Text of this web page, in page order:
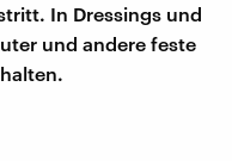
In Dressings und
und andere feste